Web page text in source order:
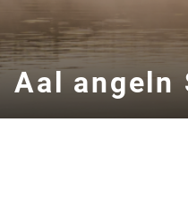
Aal angeln